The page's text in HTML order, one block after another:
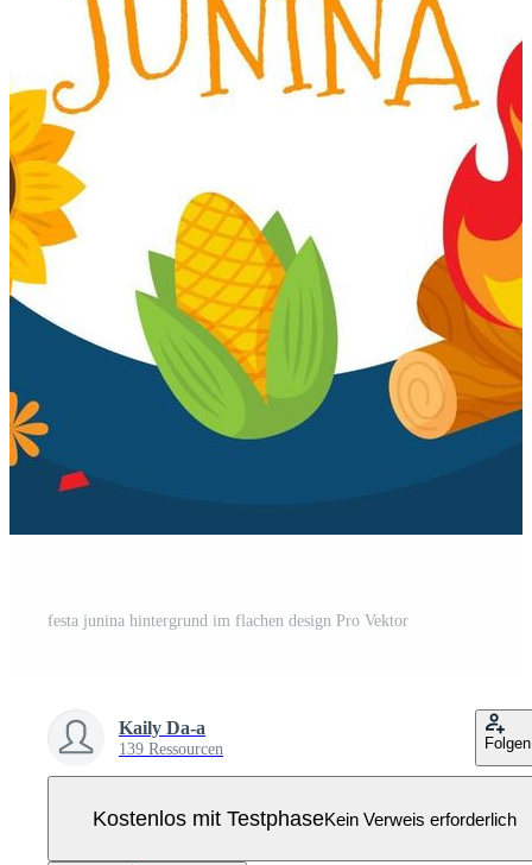
festa junina hintergrund im flachen design Pro Vektor
Kaily Da-a
139 Ressourcen Folgen
Kostenlos mit TestphaseKein Verweis erforderlich